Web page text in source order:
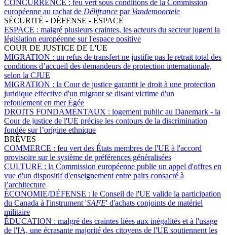
CONCURRENCE : feu vert sous conditions de la Commission
européenne au rachat de Délifrance par Vandemoortele
SÉCURITÉ - DÉFENSE - ESPACE
ESPACE : malgré plusieurs craintes, les acteurs du secteur jugent la
législation européenne sur l'espace positive
COUR DE JUSTICE DE L'UE
MIGRATION : un refus de transfert ne justifie pas le retrait total des
conditions d’accueil des demandeurs de protection internationale,
selon la CJUE
MIGRATION : la Cour de justice garantit le droit à une protection
juridique effective d'un migrant se disant victime d'un
refoulement en mer Égée
DROITS FONDAMENTAUX : logement public au Danemark - la
Cour de justice de l'UE précise les contours de la discrimination
fondée sur l’origine ethnique
BRÈVES
COMMERCE : feu vert des États membres de l'UE à l'accord
provisoire sur le système de préférences généralisées
CULTURE : la Commission européenne publie un appel d'offres en
vue d'un dispositif d'enseignement entre pairs consacré à
l’architecture
ÉCONOMIE/DÉFENSE : le Conseil de l'UE valide la participation
du Canada à l'instrument 'SAFE' d'achats conjoints de matériel
militaire
ÉDUCATION : malgré des craintes liées aux inégalités et à l'usage
de l'IA, une écrasante majorité des citoyens de l'UE soutiennent les